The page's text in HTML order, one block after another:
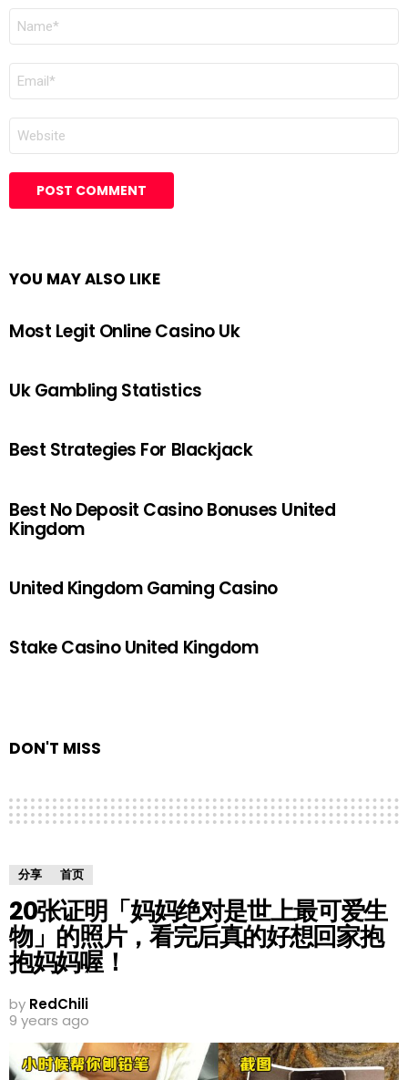
YOU MAY ALSO LIKE
Most Legit Online Casino Uk
Uk Gambling Statistics
Best Strategies For Blackjack
Best No Deposit Casino Bonuses United
Kingdom
United Kingdom Gaming Casino
Stake Casino United Kingdom
DON'T MISS
分享 首页
20张证明「妈妈绝对是世上最可爱生
物」的照片，看完后真的好想回家抱
抱妈妈喔！
by RedChili
9 years ago